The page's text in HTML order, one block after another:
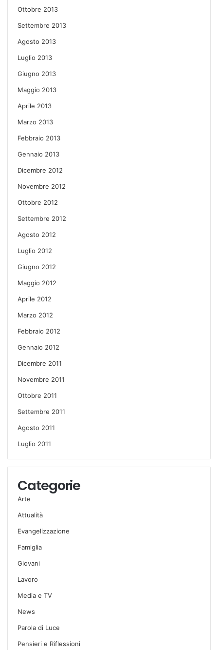
Ottobre 2013
Settembre 2013
Agosto 2013
Luglio 2013
Giugno 2013
Maggio 2013
Aprile 2013
Marzo 2013
Febbraio 2013
Gennaio 2013
Dicembre 2012
Novembre 2012
Ottobre 2012
Settembre 2012
Agosto 2012
Luglio 2012
Giugno 2012
Maggio 2012
Aprile 2012
Marzo 2012
Febbraio 2012
Gennaio 2012
Dicembre 2011
Novembre 2011
Ottobre 2011
Settembre 2011
Agosto 2011
Luglio 2011
Categorie
Arte
Attualità
Evangelizzazione
Famiglia
Giovani
Lavoro
Media e TV
News
Parola di Luce
Pensieri e Riflessioni